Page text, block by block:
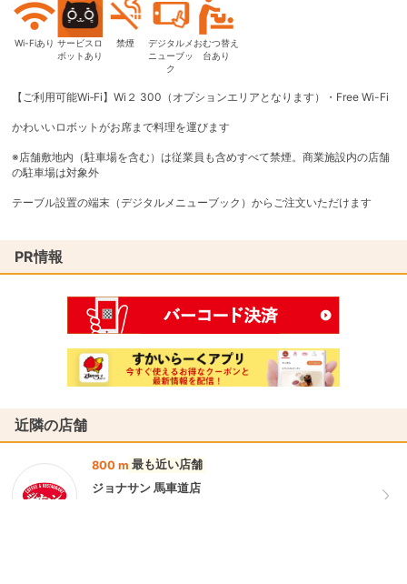
Wi-Fiあり サービスロ
ボットあり
禁煙
デジタルメ
ニューブッ
ク
おむつ替え
台あり
【ご利用可能Wi‐Fi】Wi２ 300（オプションエリアとなります）・Free Wi-Fi
かわいいロボットがお席まで料理を運びます
※店舗敷地内（駐車場を含む）は従業員も含めすべて禁煙。商業施設内の店舗
の駐車場は対象外
テーブル設置の端末（デジタルメニューブック）からご注文いただけます
PR情報
近隣の店舗
800 m 最も近い店舗
ジョナサン 馬車道店